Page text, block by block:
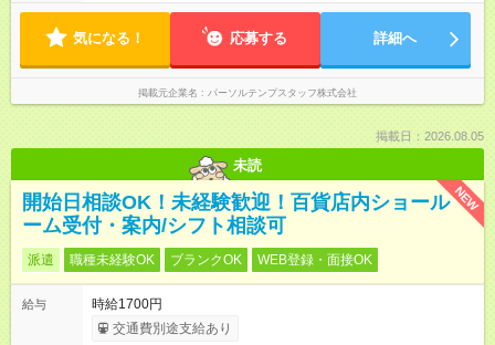
気になる！ 応募する 詳細へ
掲載元企業名 パーソルテンプスタッフ株式会社
掲載日：2026.08.05
未読
NEW
開始日相談OK！未経験歓迎！百貨店内ショール
ーム受付・案内/シフト相談可
派遣 職種未経験OK ブランクOK WEB登録・面接OK
給与
時給1700円
交通費別途支給あり